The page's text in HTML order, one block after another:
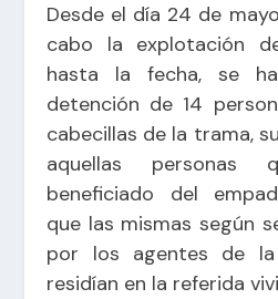
Desde el día 24 de
cabo la explotación
hasta la fecha, se
detención de 14
cabecillas de la trama,
aquellas personas
beneficiado del
que las mismas según
por los agentes de
residían en la referida